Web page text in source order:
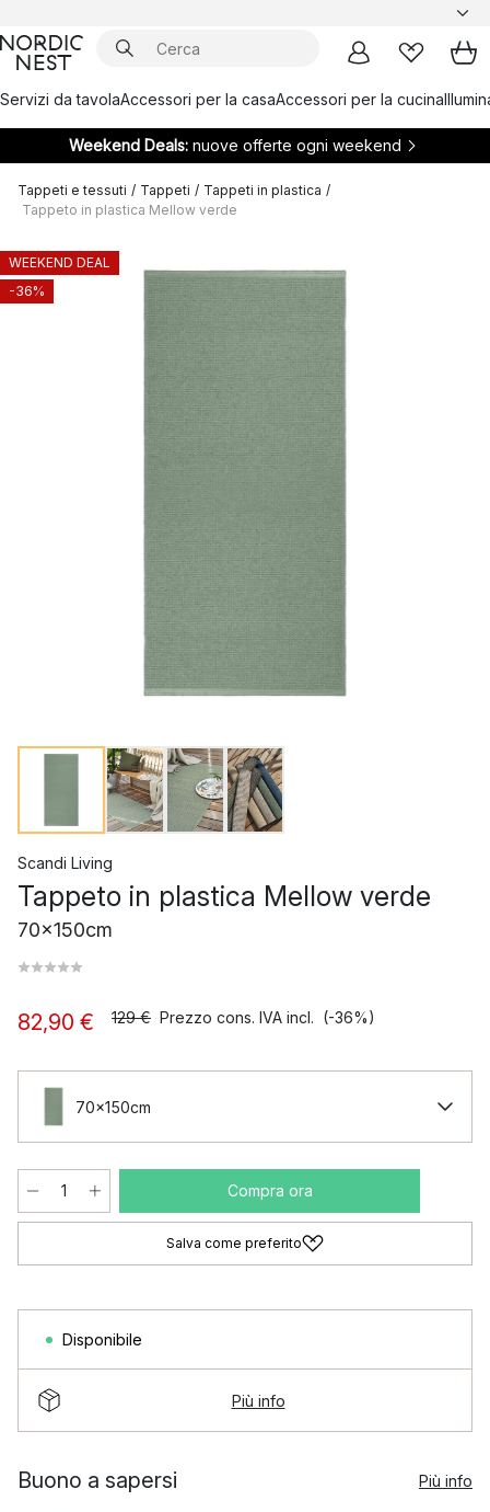
Servizi da tavolaAccessori per la casaAccessori per la cucina
Weekend Deals: nuove offerte ogni weekend
Tappeti e tessuti / Tappeti / Tappeti in plastica /
Tappeto in plastica Mellow verde
WEEKEND DEAL
-36%
Scandi Living
Tappeto in plastica Mellow verde
70x150cm
82,90 € 129 € Prezzo cons. IVA incl. (-36%)
70x150cm
Compra ora
Salva come preferito
Disponibile
Più info
Buono a sapersi Più info